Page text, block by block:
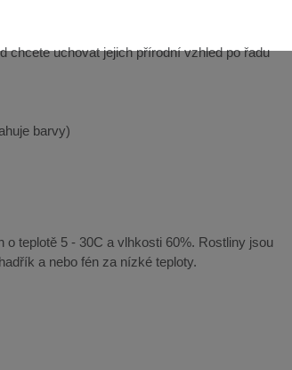
chcete uchovat jejich přírodní vzhled po řadu
barvy)
teplotě 5 - 30C a vlhkosti 60%. Rostliny jsou
a nebo fén za nízké teploty.